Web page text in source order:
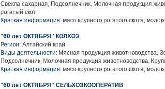
Свекла сахарная, Подсолнечник, Молочная продукция
рогатый скот
Краткая информация: мясо крупного рогатого скота,
"60 лет ОКТЯБРЯ" КОЛХОЗ
Регион: Алтайский край
Виды деятельности: Мясная продукция животноводства,
Подсолнечник, Молочная продукция животноводства,
Краткая информация: мясо крупного рогатого скота,
"60 лет ОКТЯБРЯ" СЕЛЬХОЗКООПЕРАТИВ